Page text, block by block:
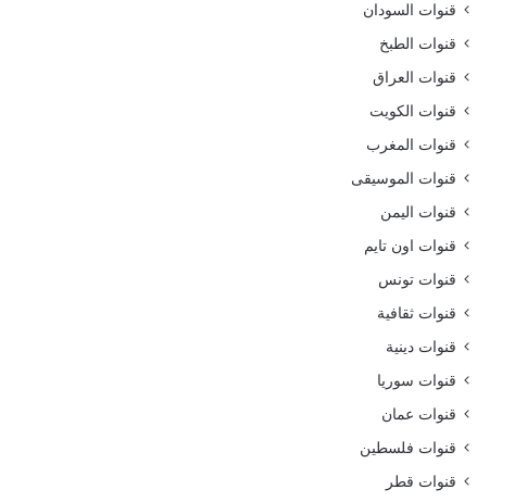
قنوات السودان
قنوات الطبخ
قنوات العراق
قنوات الكويت
قنوات المغرب
قنوات الموسيقى
قنوات اليمن
قنوات اون تايم
قنوات تونس
قنوات ثقافية
قنوات دينية
قنوات سوريا
قنوات عمان
قنوات فلسطين
قنوات قطر